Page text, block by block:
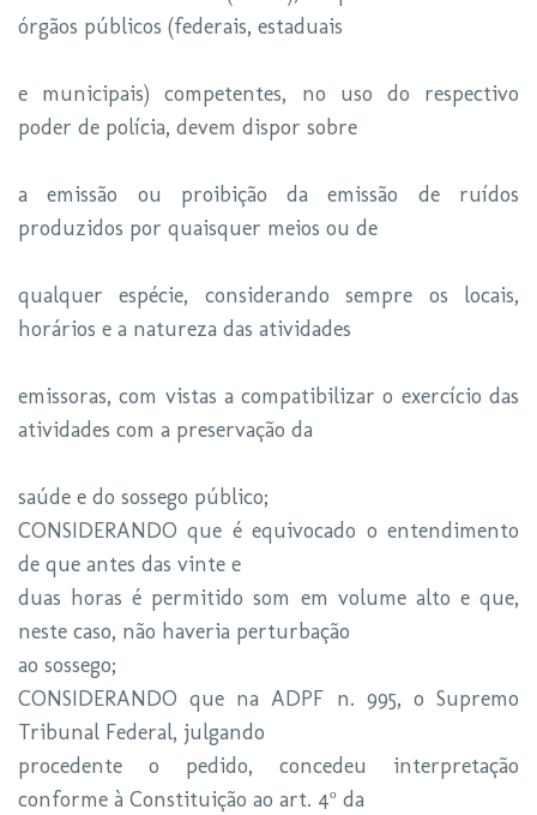
órgãos públicos (federais, estaduais
e municipais) competentes, no uso do respectivo
poder de polícia, devem dispor sobre
a emissão ou proibição da emissão de ruídos
produzidos por quaisquer meios ou de
qualquer espécie, considerando sempre os locais,
horários e a natureza das atividades
emissoras, com vistas a compatibilizar o exercício das
atividades com a preservação da
saúde e do sossego público;
CONSIDERANDO que é equivocado o entendimento
de que antes das vinte e
duas horas é permitido som em volume alto e que,
neste caso, não haveria perturbação
ao sossego;
CONSIDERANDO que na ADPF n. 995, o Supremo
Tribunal Federal, julgando
procedente o pedido, concedeu interpretação
conforme à Constituição ao art. 4º da